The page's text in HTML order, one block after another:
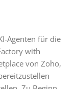
Agenten für die
with
von Zoho,